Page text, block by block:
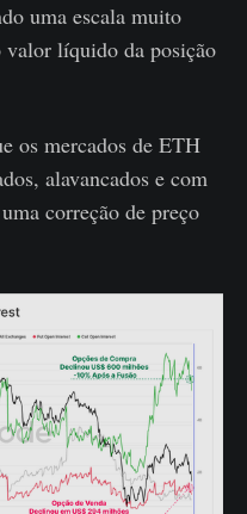
uma escala muito
líquido da posição
os mercados de ETH
alavancados e com
correção de preço